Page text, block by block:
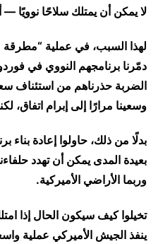
لا يمكن أن يمتلك سلاحًا نوويًا —
لهذا السبب، في عملية “مطرقة
دمّرنا برنامجهم النووي في
الضربة حذرناهم من استئناف
وسعينا مرارًا إلى إبرام اتفاق،
بدلًا من ذلك، حاولوا إعادة بناء
بعيدة المدى يمكن أن تهدد
وربما الأراضي الأميركية.
تخيلوا كيف سيكون الحال إذا
ينفذ الجيش الأميركي عملية